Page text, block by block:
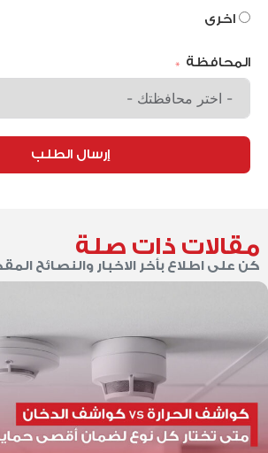
اخرى
المحافظة
إرسال الطلب
مقالات ذات صلة
كن على اطلاع بأخر الاخبار والنصائح